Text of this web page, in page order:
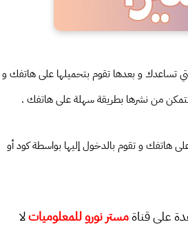
على قناةمستر نورو للمعلومياتلا